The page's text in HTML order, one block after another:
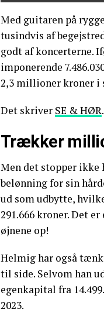
Med guitaren på
tusindvis af
godt af koncerterne.
imponerende
2,3 millioner kroner i
Det skriver SE & HØR.
Trækker
Men det stopper ikke
belønning for sin
ud som udbytte,
291.666 kroner. Det
øjnene op!
Helmig har også
til side. Selvom han
egenkapital fra
2023.